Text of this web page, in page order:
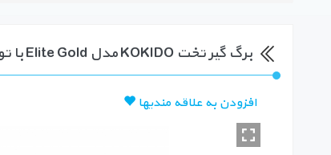
برگ گیر تخت KOKIDO مدل Elite Gold با توری قابل تعویض
افزودن به علاقه مندیها